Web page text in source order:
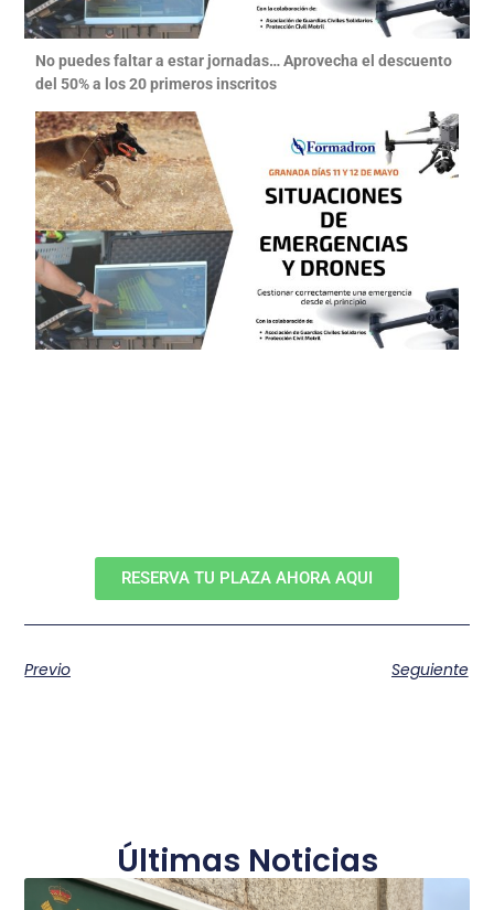
No puedes faltar a estar jornadas… Aprovecha el descuento
del 50% a los 20 primeros inscritos
RESERVA TU PLAZA AHORA AQUI
Previo Seguiente
Últimas Noticias